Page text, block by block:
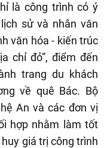
là công trình có ý
sử và nhân văn
văn hóa - kiến trúc
chỉ đỏ”, điểm đến
trang du khách
về quê Bác. Bộ
An và các đơn vị
hợp nhằm làm tốt
giá trị công trình